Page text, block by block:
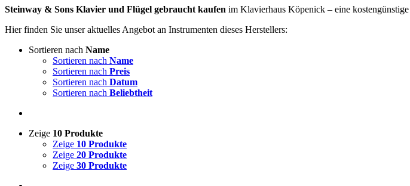
Steinway & Sons Klavier und Flügel gebraucht kaufen im Klavierhaus Köpenick – eine
Hier finden Sie unser aktuelles Angebot an Instrumenten dieses Herstellers:
Sortieren nach Name
Sortieren nach Name
Sortieren nach Preis
Sortieren nach Datum
Sortieren nach Beliebtheit
Zeige 10 Produkte
Zeige 10 Produkte
Zeige 20 Produkte
Zeige 30 Produkte